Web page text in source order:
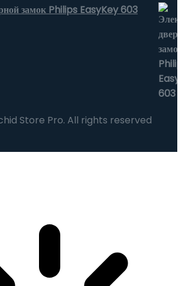
замок Philips EasyKey 603
Store Pro. All rights reserved